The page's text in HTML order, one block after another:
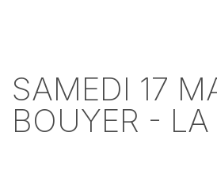
SAMEDI 17
BOUYER -